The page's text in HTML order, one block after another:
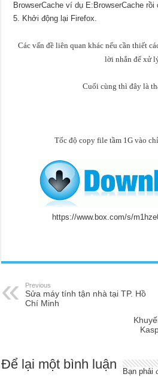
BrowserCache ví dụ E:BrowserCache rồi
5. Khởi động lại Firefox.
Các vấn đề liên quan khác nếu cần thiết
lời nhắn để xử
Cuối cùng thì đây là
Tốc độ copy file tầm 1G vào
https://www.box.com/s/
Previous
Sửa máy tính tận nhà tại TP. Hồ
Chí Minh
Để lại một bình luận Bạn phải